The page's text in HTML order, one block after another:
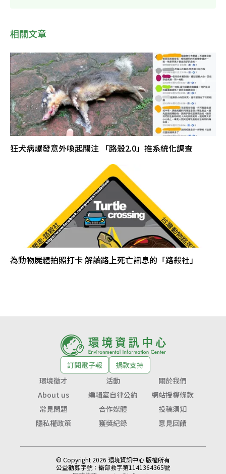
相關文章
狂犬病爆發意外喚起關注 「路殺2.0」推系統化調查
為動物屍體拍照打卡 解讀路上死亡訊息的「路殺社」
訂閱電子報
捐款支持
環境徵才
活動
關於我們
About us
編輯室自律公約
網站授權條款
常見問題
合作媒體
投稿須知
隱私權政策
獲獎紀錄 意見回饋
© Copyright 2026 環境資訊中心 版權所有
公益勸募字號： 衛部救字第1141364365號